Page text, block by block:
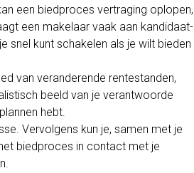
een biedproces vertraging oplopen,
een makelaar vaak aan kandidaat-
snel kunt schakelen als je wilt bieden
van veranderende rentestanden,
beeld van je verantwoorde
hebt.
Vervolgens kun je, samen met je
biedproces in contact met je